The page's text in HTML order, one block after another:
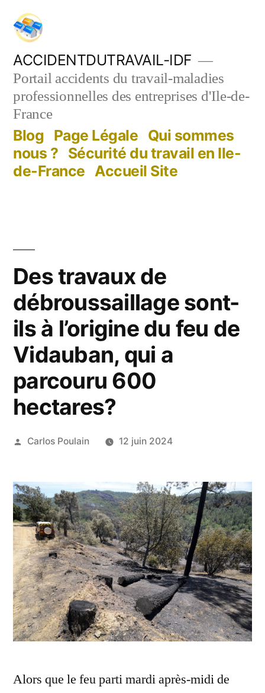
Aller
contenu
ACCIDENTDUTRAVAIL-IDF
Portail accidents du travail-maladies
professionnelles des entreprises d'Ile-de-
France
Blog Page Légale Qui sommes
nous ? Sécurité du travail en Ile-
de-France Accueil Site
Des travaux de
débroussaillage sont-
ils à l’origine du feu de
Vidauban, qui a
parcouru 600
hectares?
Publié
Carlos Poulain 12 juin 2024
Alors que le feu parti mardi après-midi de